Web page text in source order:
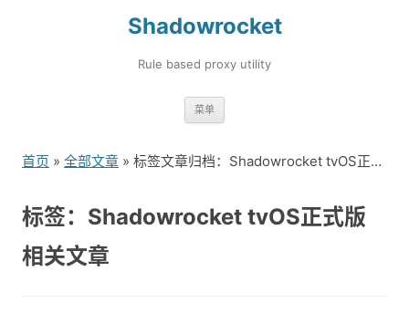
Shadowrocket
Rule based proxy utility
菜单
到
首页 » 全部文章 » 标签文章归档：Shadowrocket tvOS正式版（1）
标签：Shadowrocket tvOS正式版
相关文章